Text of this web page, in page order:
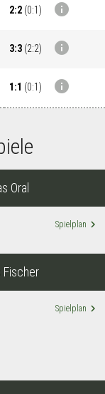
2:2 (0:1 ) info
3:3 (2:2) info
1:1 (0:1 ) info
Oral
Spielplan keyboard_arrow_right
Fischer
Spielplan keyboard_arrow_right